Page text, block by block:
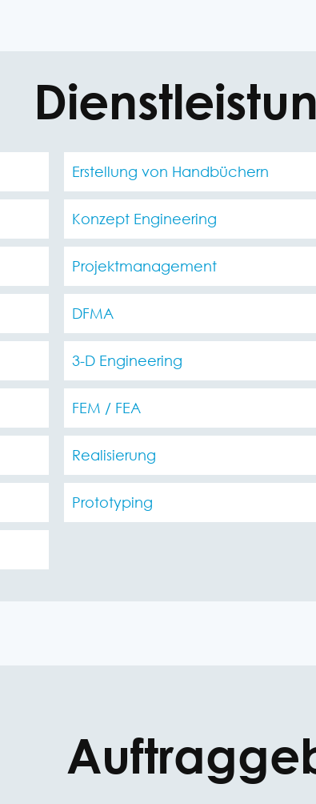
Erstellung von Handbüchern
Konzept Engineering
Projektmanagement
DFMA
3-D Engineering
FEM / FEA
Realisierung
Prototyping